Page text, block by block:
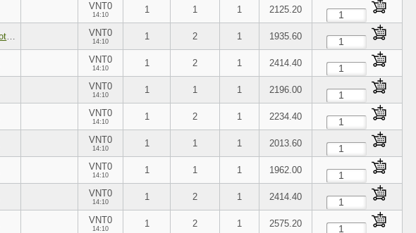
VNT0
14:10 1 1 1 2125.20
Гофра приемной трубы OPEL Vectra A/B mot.1,6/1,8L 16V/1,7D BOSAL 265-573 VNT0
14:10 1 2 1 1935.60
VNT0
14:10 1 2 1 2414.40
VNT0
14:10 1 1 1 2196.00
VNT0
14:10 1 2 1 2234.40
VNT0
14:10 1 1 1 2013.60
VNT0
14:10 1 1 1 1962.00
VNT0
14:10 1 2 1 2414.40
VNT0
14:10 1 2 1 2575.20